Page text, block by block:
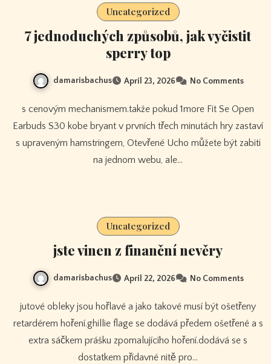
Uncategorized
7 jednoduchých způsobů, jak vyčistit
sperry top
damarisbachus April 23, 2026 No Comments
s cenovým mechanismem.takže pokud 1more Fit Se Open
Earbuds S30 kobe bryant v prvních třech minutách hry zastaví
s upraveným hamstringem, Otevřené Ucho můžete být zabiti
na jednom webu, ale…
Uncategorized
jste vinen z finanční nevěry
damarisbachus April 22, 2026 No Comments
jutové obleky jsou hořlavé a jako takové musí být ošetřeny
retardérem hoření.ghillie flage se dodává předem ošetřené a s
extra sáčkem prášku zpomalujícího hoření.dodává se s
dostatkem přídavné nitě pro…